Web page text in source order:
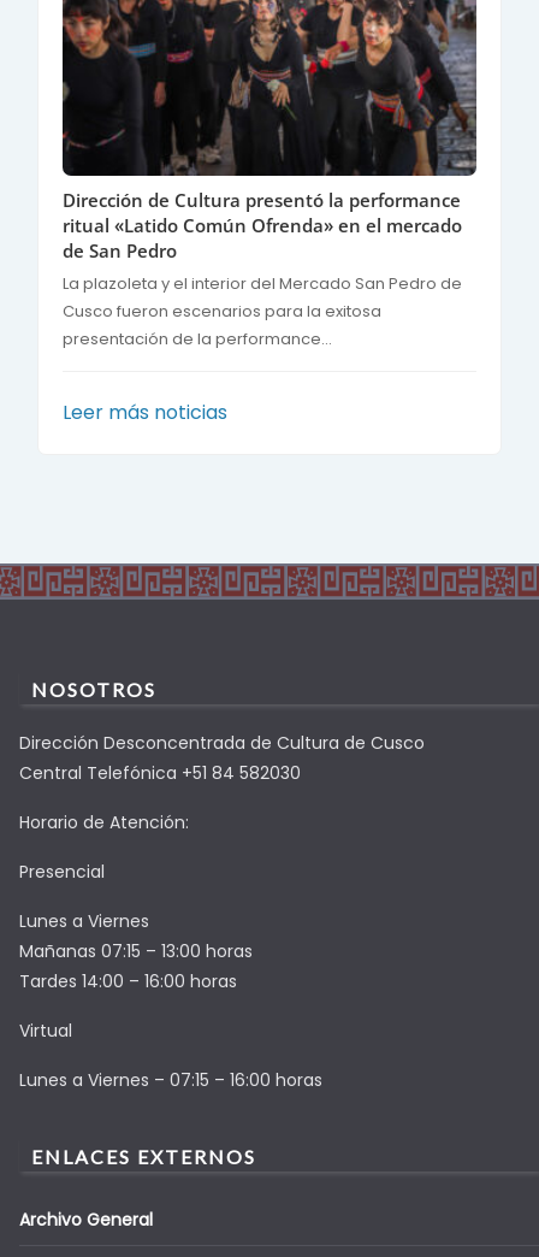
Dirección de Cultura presentó la performance
ritual «Latido Común Ofrenda» en el mercado
de San Pedro
La plazoleta y el interior del Mercado San Pedro de
Cusco fueron escenarios para la exitosa
presentación de la performance...
Leer más noticias
NOSOTROS
Dirección Desconcentrada de Cultura de Cusco
Central Telefónica +51 84 582030
Horario de Atención:
Presencial
Lunes a Viernes
Mañanas 07:15 – 13:00 horas
Tardes 14:00 – 16:00 horas
Virtual
Lunes a Viernes – 07:15 – 16:00 horas
ENLACES EXTERNOS
Archivo General